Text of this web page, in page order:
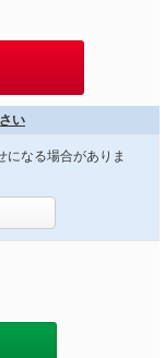
い
になる場合がありま